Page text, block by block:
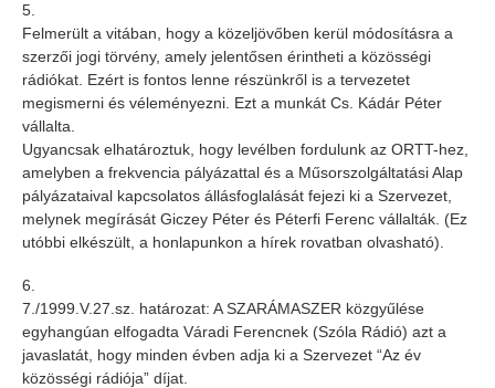
5.
Felmerült a vitában, hogy a közeljövőben kerül módosításra a
szerzői jogi törvény, amely jelentősen érintheti a közösségi
rádiókat. Ezért is fontos lenne részünkről is a tervezetet
megismerni és véleményezni. Ezt a munkát Cs. Kádár Péter
vállalta.
Ugyancsak elhatároztuk, hogy levélben fordulunk az ORTT-hez,
amelyben a frekvencia pályázattal és a Műsorszolgáltatási Alap
pályázataival kapcsolatos állásfoglalását fejezi ki a Szervezet,
melynek megírását Giczey Péter és Péterfi Ferenc vállalták. (Ez
utóbbi elkészült, a honlapunkon a hírek rovatban olvasható).
6.
7./1999.V.27.sz. határozat: A SZARÁMASZER közgyűlése
egyhangúan elfogadta Váradi Ferencnek (Szóla Rádió) azt a
javaslatát, hogy minden évben adja ki a Szervezet “Az év
közösségi rádiója” díjat.